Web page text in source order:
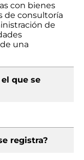
con bienes
de consultoría
de
una
que se
registra?